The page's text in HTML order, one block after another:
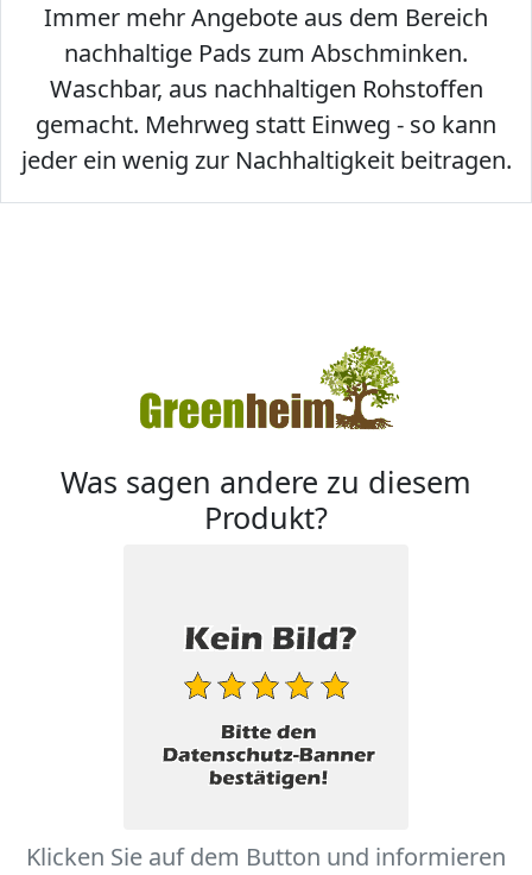
Immer mehr Angebote aus dem Bereich
nachhaltige Pads zum Abschminken.
Waschbar, aus nachhaltigen Rohstoffen
gemacht. Mehrweg statt Einweg - so kann
jeder ein wenig zur Nachhaltigkeit beitragen.
Was sagen andere zu diesem
Produkt?
Klicken Sie auf dem Button und informieren